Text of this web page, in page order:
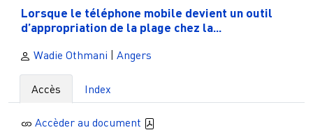
Lorsque le téléphone mobile devient un outil
d’appropriation de la plage chez la...
Wadie Othmani | Angers
Accès Index
Accèder au document